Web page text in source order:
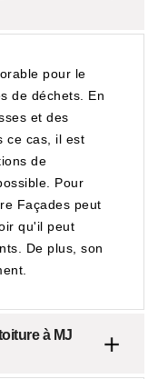
pour le
de déchets. En
et des
ce cas, il est
de
Pour
Façades peut
qu'il peut
De plus, son
à MJ